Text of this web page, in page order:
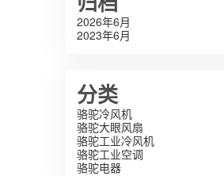
2026年6月
2023年6月
分类
骆驼冷风机
骆驼大眼风扇
骆驼工业冷风机
骆驼工业空调
骆驼电器